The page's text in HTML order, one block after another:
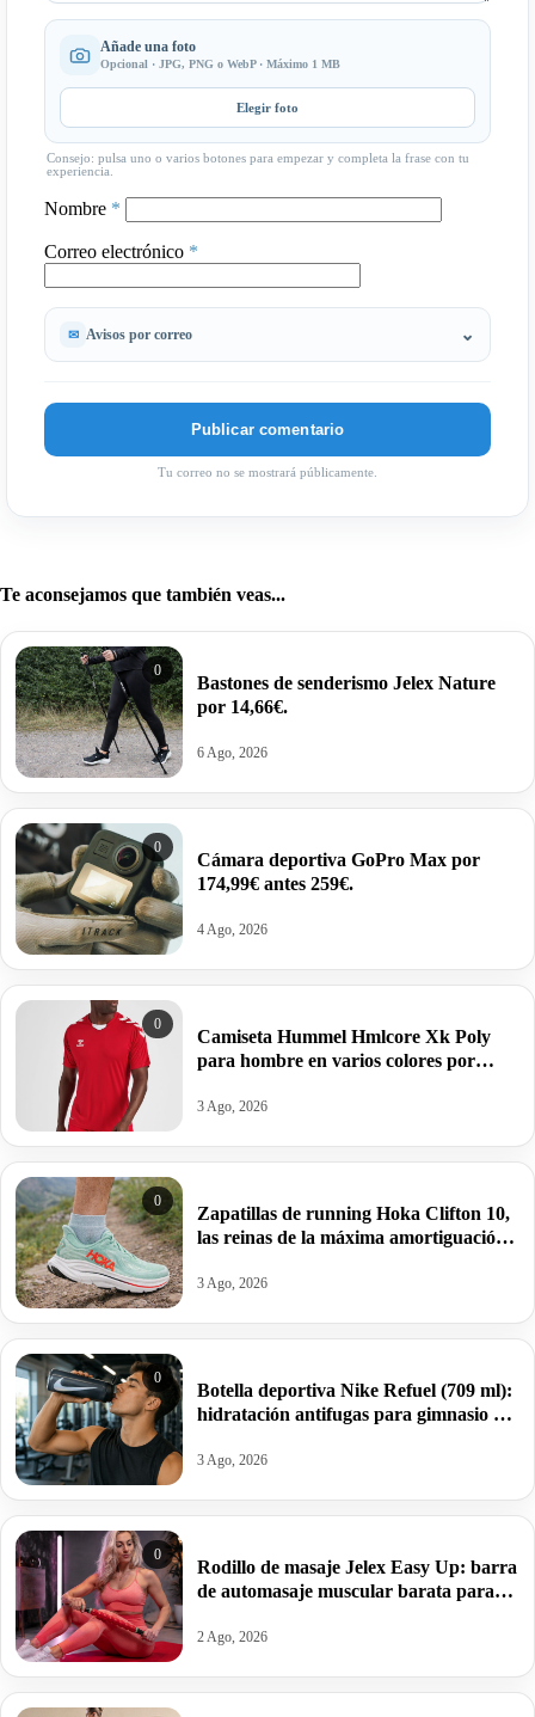
Añade una foto
Opcional · JPG, PNG o WebP · Máximo 1 MB
Elegir foto
Consejo: pulsa uno o varios botones para empezar y completa la frase con tu
experiencia.
Nombre *
Correo electrónico *
Avisos por correo
Tu correo no se mostrará públicamente.
Te aconsejamos que también veas...
0
Bastones de senderismo Jelex Nature
por 14,66€.
6 Ago, 2026
0
Cámara deportiva GoPro Max por
174,99€ antes 259€.
4 Ago, 2026
0
Camiseta Hummel Hmlcore Xk Poly
para hombre en varios colores por
3 Ago, 2026
0
Zapatillas de running Hoka Clifton 10,
las reinas de la máxima amortiguación
3 Ago, 2026
0
Botella deportiva Nike Refuel (709 ml):
hidratación antifugas para gimnasio y
3 Ago, 2026
0
Rodillo de masaje Jelex Easy Up: barra
de automasaje muscular barata para
13,49€.
2 Ago, 2026